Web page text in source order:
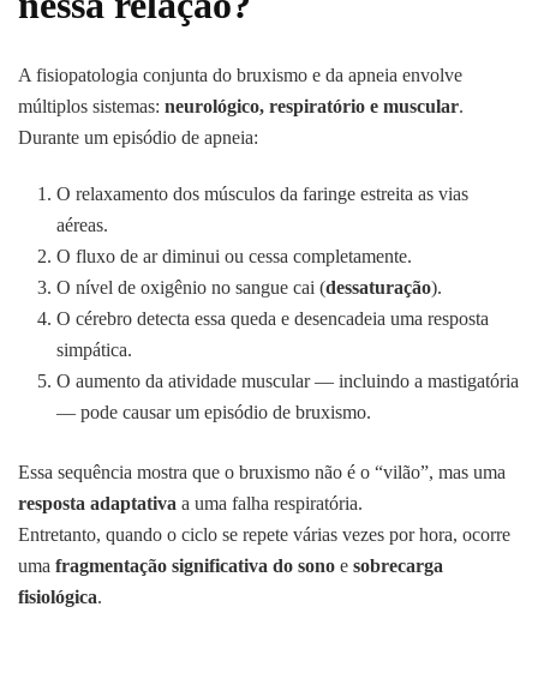
A fisiopatologia conjunta do bruxismo e da apneia envolve
múltiplos sistemas: neurológico, respiratório e muscular.
Durante um episódio de apneia:
O relaxamento dos músculos da faringe estreita as vias
aéreas.
O fluxo de ar diminui ou cessa completamente.
O nível de oxigênio no sangue cai (dessaturação).
O cérebro detecta essa queda e desencadeia uma resposta
simpática.
O aumento da atividade muscular — incluindo a mastigatória
— pode causar um episódio de bruxismo.
Essa sequência mostra que o bruxismo não é o “vilão”, mas uma
resposta adaptativa a uma falha respiratória.
Entretanto, quando o ciclo se repete várias vezes por hora, ocorre
uma fragmentação significativa do sono e sobrecarga
fisiológica.